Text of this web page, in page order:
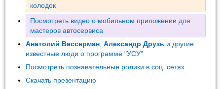
колодок
Посмотреть видео о мобильном приложении для
мастеров автосервиса
Анатолий Вассерман ,Александр Друзь и другие
известные люди о программе "УСУ"
Посмотреть познавательные ролики в соц. сетях
Скачать презентацию